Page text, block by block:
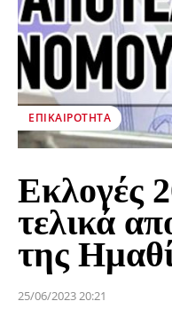
ΕΠΙΚΑΙΡΌΤΗΤΑ
Εκλογές
τελικά
της
25/06/2023 20:21